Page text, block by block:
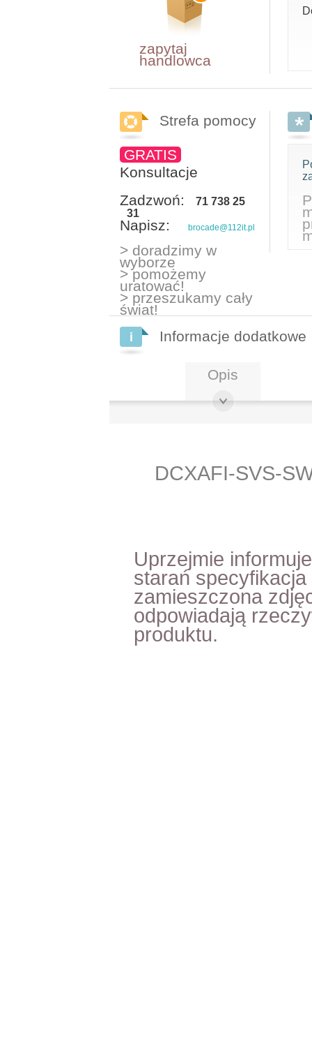
zapytaj
handlowca
Strefa pomocy
GRATIS
Konsultacje
Zadzwoń:
71 738 25
31
Napisz: brocade@112it.pl
> doradzimy w
wyborze
> pomożemy
uratować!
> przeszukamy cały
świat!
Informacje dodatkowe
Opis
DCXAFI-SVS-
Uprzejmie
starań
zamieszczona
odpowiadają
produktu.